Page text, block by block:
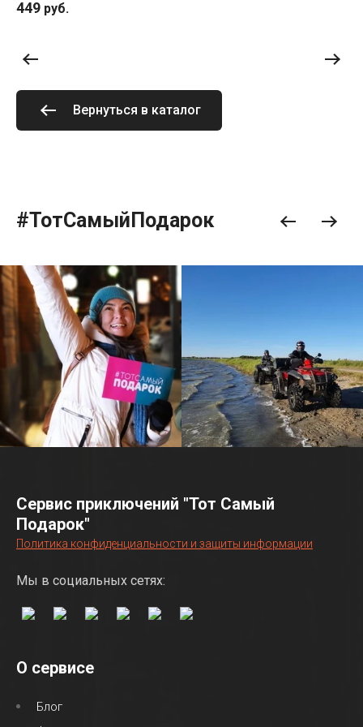
449 руб.
Вернуться в каталог
#ТотСамыйПодарок
Сервис приключений "Тот Самый
Подарок"
Политика конфиденциальности и защиты информации
Мы в социальных сетях:
О сервисе
Блог